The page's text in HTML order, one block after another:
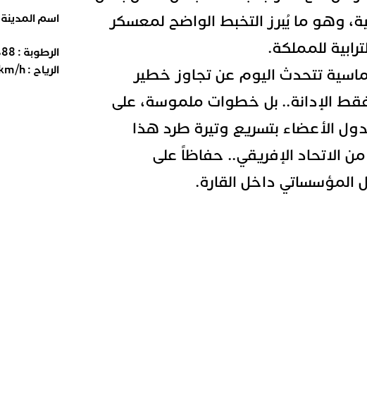
وهو ما يُبرز التخبط الواضح لمعسكر
للمملكة.
تتحدث اليوم عن تجاوز خطير
الإدانة.. بل خطوات ملموسة، على
الأعضاء بتسريع وتيرة طرد هذا
الاتحاد الإفريقي.. حفاظاً على
المؤسساتي داخل القارة.
اسم المدينة
الرطوبة : 88
الرياح :h